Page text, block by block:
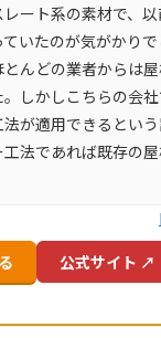
レート系の素材で、
いたのが気がかり
んどの業者からは
しかしこちらの会
が適用できるとい
法であれば既存の
公式サイト ↗